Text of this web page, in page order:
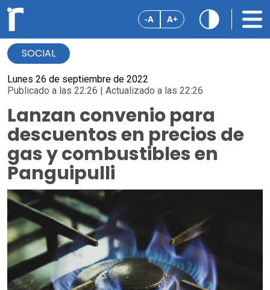
-A A+
SOCIAL
Lunes 26 de septiembre de 2022
Publicado a las 22:26 | Actualizado a las 22:26
Lanzan convenio para
descuentos en precios de
gas y combustibles en
Panguipulli